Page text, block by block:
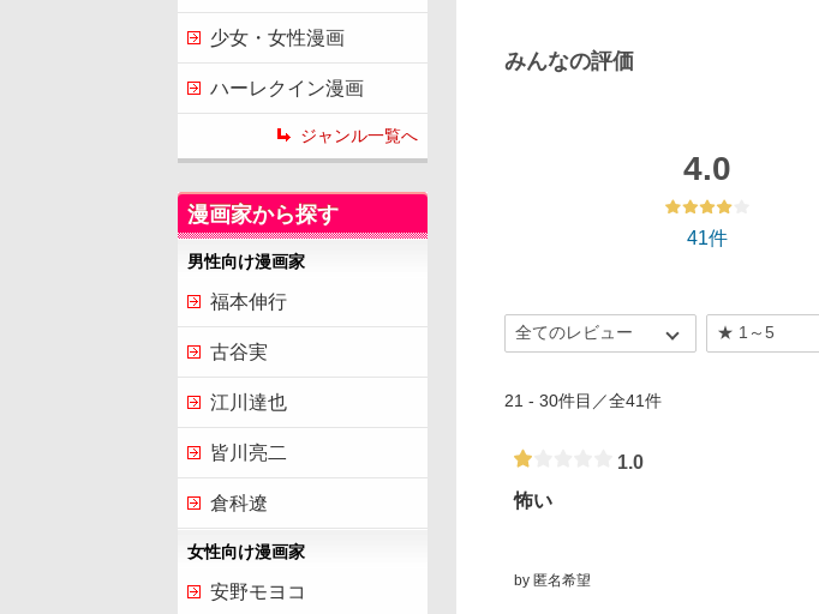
みんなの評価
4.0
41件
21 - 30件目／全41件
1.0
怖い
by 匿名希望
少女・女性漫画
ハーレクイン漫画
ジャンル一覧へ
漫画家から探す
男性向け漫画家
福本伸行
古谷実
江川達也
皆川亮二
倉科遼
女性向け漫画家
安野モヨコ